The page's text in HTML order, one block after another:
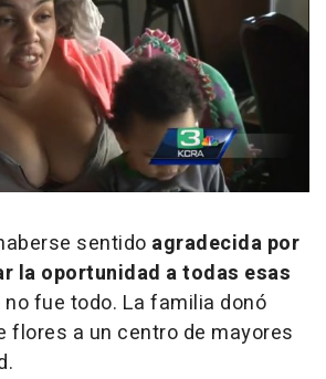
sentido agradecida por
la oportunidad a todas esas
no fue todo. La familia donó
flores a un centro de mayores